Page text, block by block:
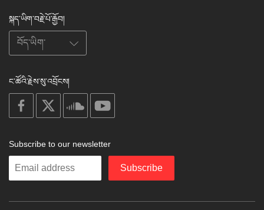
སྐད་ཡིག་བརྗེ་པོ་རྒྱོབ།
ང་ཚོའི་རྗེས་སུ་འབྲོངས།
on
facebook
soundcloud
Subscribe to our newsletter
Enter
Subscribe